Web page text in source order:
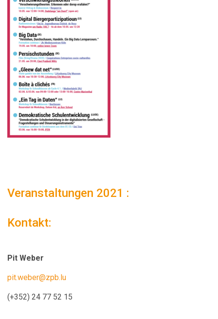
Veranstaltungen 2021 :
Kontakt:
Pit Weber
pit.weber@zpb.lu
(+352) 24 77 52 15